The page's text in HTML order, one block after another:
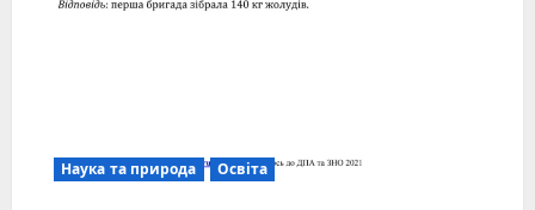
Наука та природа Освіта